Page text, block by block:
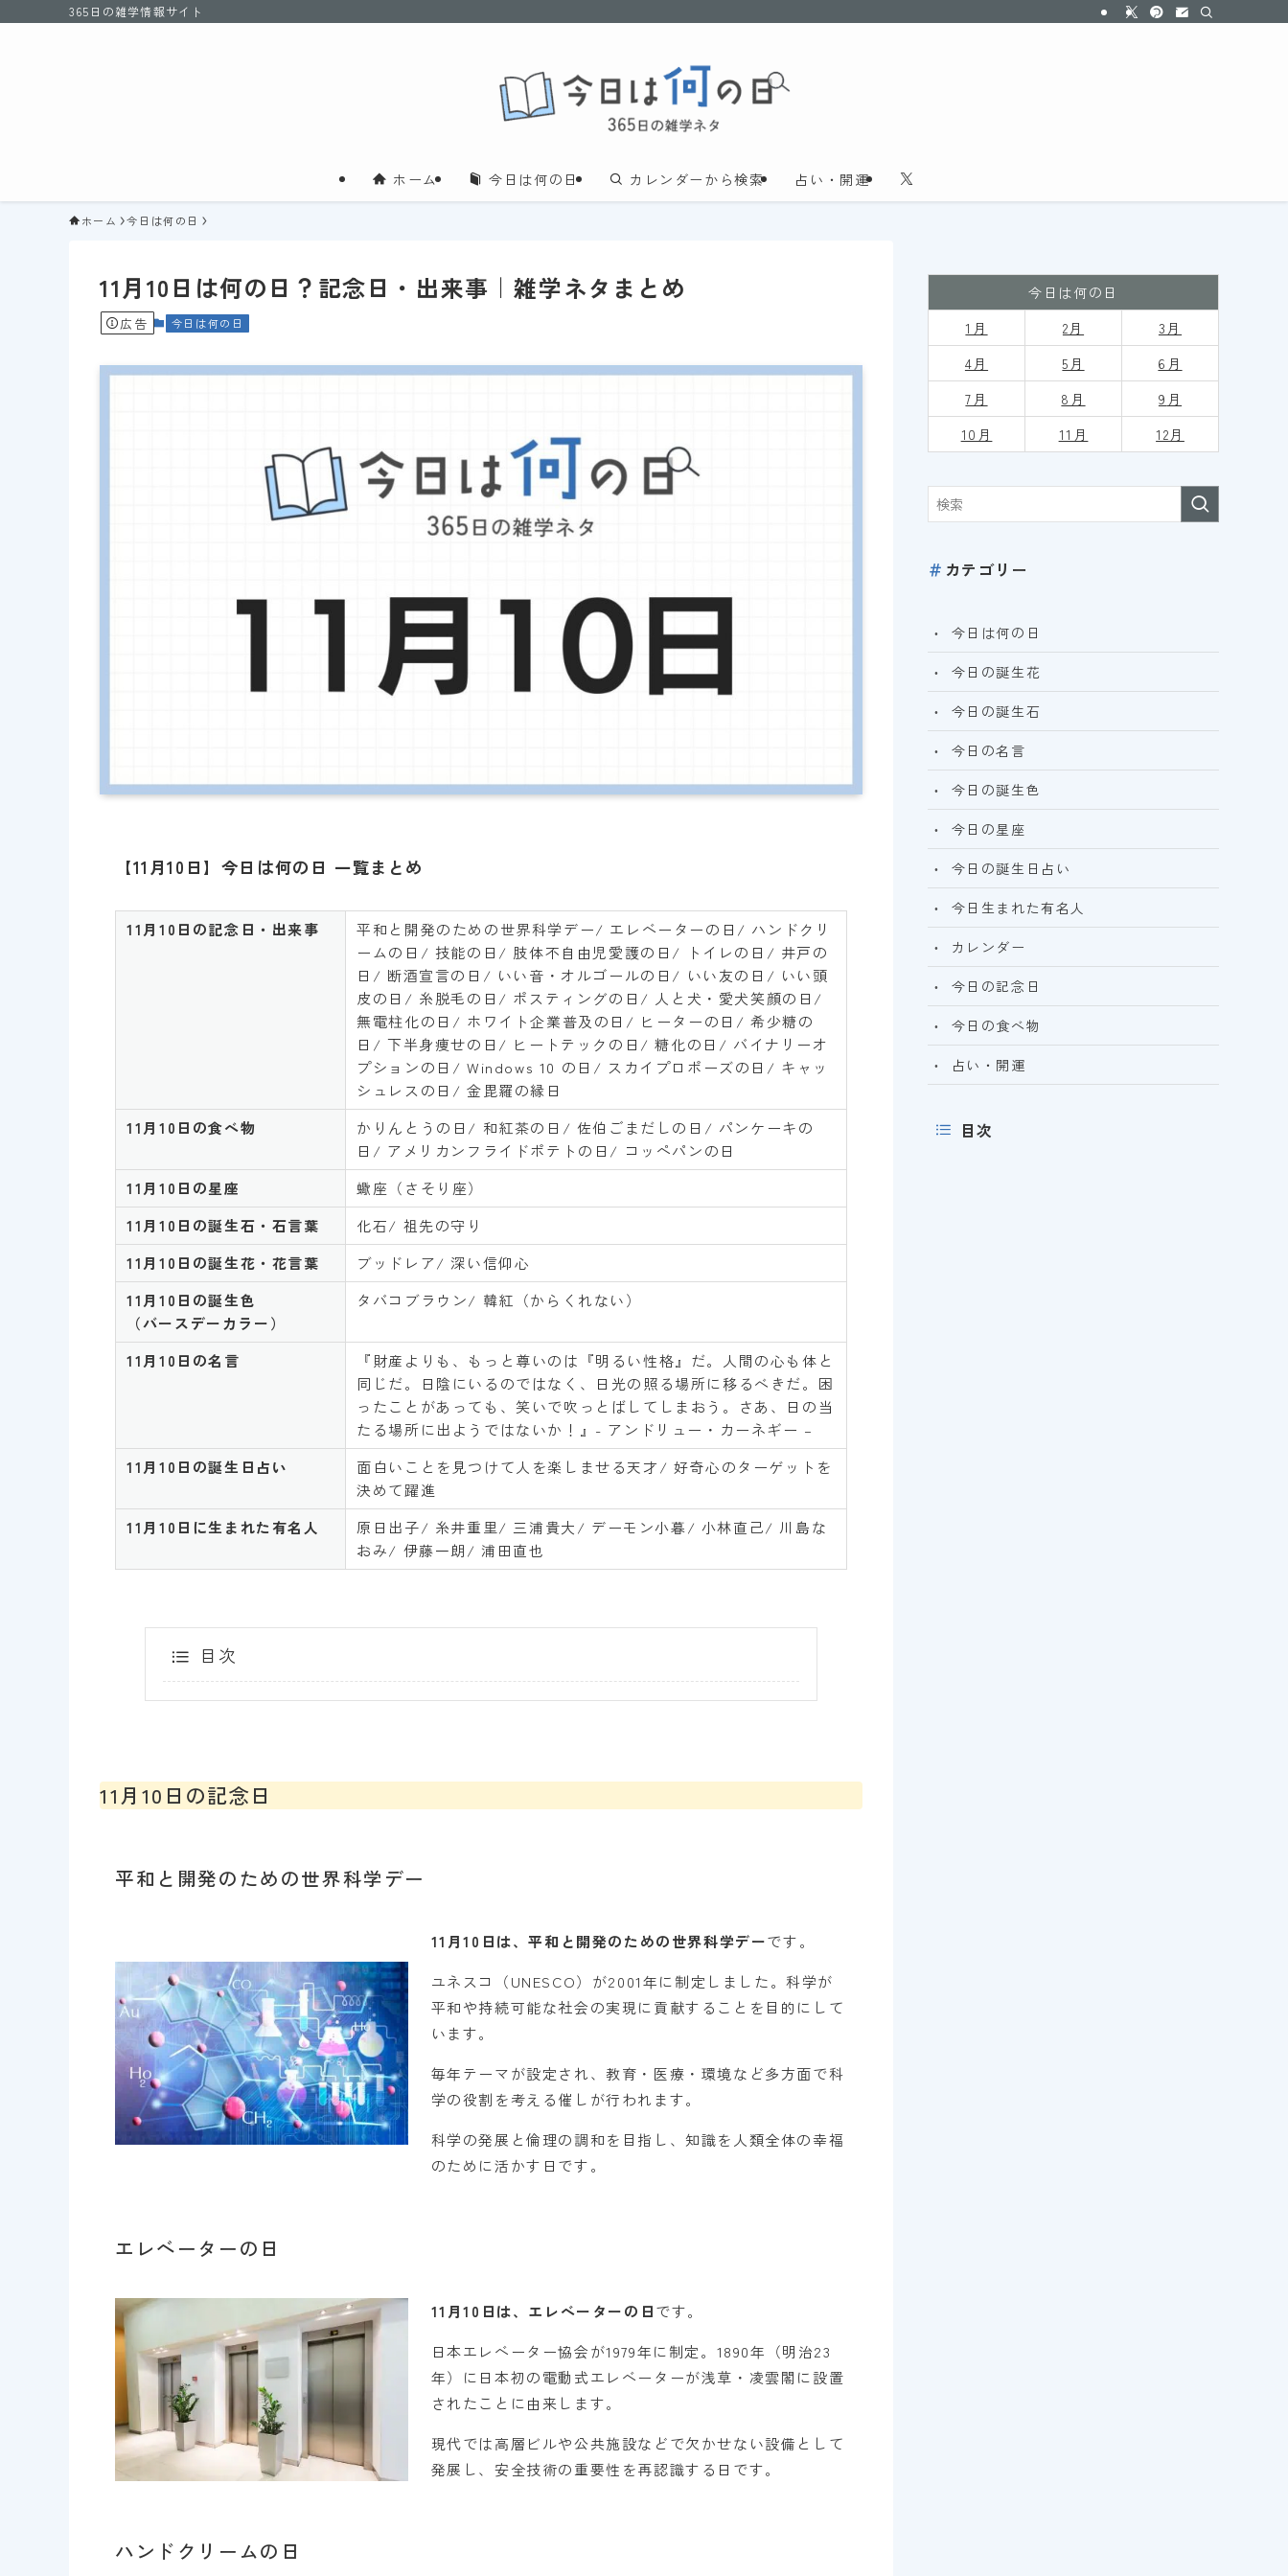
365日の雑学情報サイト
ホーム 今日は何の日 カレンダーから検索 占い・開運
ホーム 今日は何の日
11月10日は何の日？記念日・出来事｜雑学ネタまとめ
広告 今日は何の日
【11月10日】今日は何の日 一覧まとめ
11 月10日の記念日・出来事
平和と開発のための世界科学デー/ エレベーターの日/ ハンドクリ
ームの日/ 技能の日/ 肢体不自由児愛護の日/ トイレの日/ 井戸の
日/ 断酒宣言の日/ いい音・オルゴールの日/ いい友の日/ いい頭
皮の日/ 糸脱毛の日/ ポスティングの日/ 人と犬・愛犬笑顔の日/
無電柱化の日/ ホワイト企業普及の日/ ヒーターの日/ 希少糖の
日/ 下半身痩せの日/ ヒートテックの日/ 糖化の日/ バイナリーオ
プションの日/ Windows 10 の日/ スカイプロポーズの日/ キャッ
シュレスの日/ 金毘羅の縁日
11 月10 日 の食べ物
かりんとうの日/ 和紅茶の日/ 佐伯ごまだしの日/ パンケーキの
日/ アメリカンフライドポテトの日/ コッペパンの日
11 月10 日 の星座
蠍座（さそり座）
11月10 日 の誕生石・石言葉
化石/ 祖先の守り
11月10 日 の誕生花・花言葉
ブッドレア/ 深い信仰心
11月10日 の誕生色
（バースデーカラー）
タバコブラウン/ 韓紅（からくれない）
11月10 日 の名言
『財産よりも、もっと尊いのは『明るい性格』だ。人間の心も体と
同じだ。日陰にいるのではなく、日光の照る場所に移るべきだ。困
ったことがあっても、笑いで吹っとばしてしまおう。さあ、日の当
たる場所に出ようではないか！』- アンドリュー・カーネギー –
11月10日 の誕生日占い
面白いことを見つけて人を楽しませる天才/ 好奇心のターゲットを
決めて躍進
11 月10 日 に生まれた有名人
原日出子/ 糸井重里/ 三浦貴大/ デーモン小暮/ 小林直己/ 川島な
おみ/ 伊藤一朗/ 浦田直也
目次
11月10日の記念日
平和と開発のための世界科学デー
11月10日は、平和と開発のための世界科学デーです。
ユネスコ（UNESCO）が2001年に制定しました。科学が
平和や持続可能な社会の実現に貢献することを目的にして
います。
毎年テーマが設定され、教育・医療・環境など多方面で科
学の役割を考える催しが行われます。
科学の発展と倫理の調和を目指し、知識を人類全体の幸福
のために活かす日です。
エレベーターの日
11月10日は、エレベーターの日です。
日本エレベーター協会が1979年に制定。1890年（明治23
年）に日本初の電動式エレベーターが浅草・凌雲閣に設置
されたことに由来します。
現代では高層ビルや公共施設などで欠かせない設備として
発展し、安全技術の重要性を再認識する日です。
ハンドクリームの日
今日は何の日
1月
2月
3月
4月
5月
6月
7月
8月 9 月
10月
11月 12月
＃ カテゴリー
今日は何の日
今日の誕生花
今日の誕生石
今日の名言
今日の誕生色
今日の星座
今日の誕生日占い
今日生まれた有名人
カレンダー
今日の記念日
今日の食べ物
占い・開運
目次